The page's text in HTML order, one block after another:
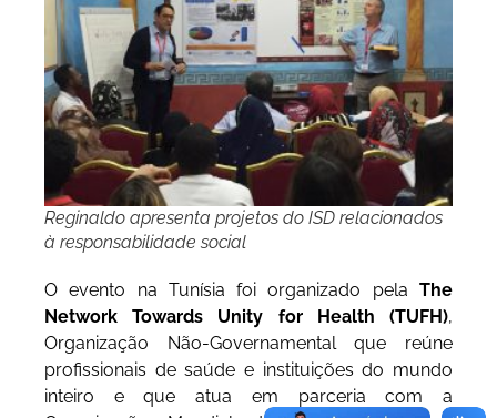
Reginaldo apresenta projetos do ISD relacionados
à responsabilidade social
O evento na Tunísia foi organizado pela The
Network Towards Unity for Health (TUFH),
Organização Não-Governamental que reúne
profissionais de saúde e instituições do mundo
inteiro e que atua em parceria com a